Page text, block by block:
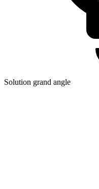
Solution grand angle